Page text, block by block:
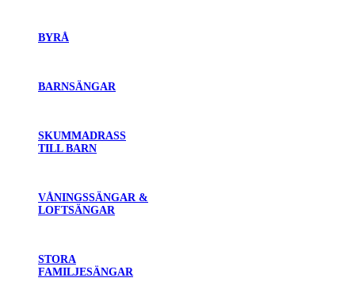
BYRÅ
BARNSÄNGAR
SKUMMADRASS
TILL BARN
VÅNINGSSÄNGAR &
LOFTSÄNGAR
STORA
FAMILJESÄNGAR